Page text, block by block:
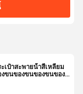
เป๋าสะพายน้ําสี่เหลี่ยม
ขนของขนของขนของ